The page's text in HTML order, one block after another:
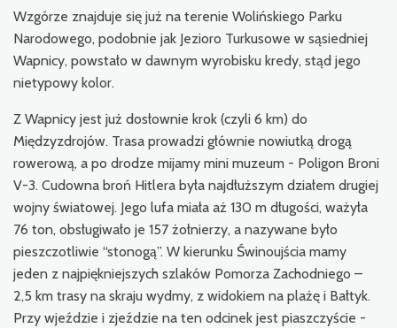
Wzgórze znajduje się już na terenie Wolińskiego Parku
Narodowego, podobnie jak Jezioro Turkusowe w sąsiedniej
Wapnicy, powstało w dawnym wyrobisku kredy, stąd jego
nietypowy kolor.
Z Wapnicy jest już dosłownie krok (czyli 6 km) do
Międzyzdrojów. Trasa prowadzi głównie nowiutką drogą
rowerową, a po drodze mijamy mini muzeum - Poligon Broni
V-3. Cudowna broń Hitlera była najdłuższym działem drugiej
wojny światowej. Jego lufa miała aż 130 m długości, ważyła
76 ton, obsługiwało je 157 żołnierzy, a nazywane było
pieszczotliwie “stonogą”. W kierunku Świnoujścia mamy
jeden z najpiękniejszych szlaków Pomorza Zachodniego –
2,5 km trasy na skraju wydmy, z widokiem na plażę i Bałtyk.
Przy wjeździe i zjeździe na ten odcinek jest piaszczyście -